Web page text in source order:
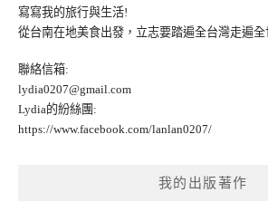
寫寫我的旅行與生活!
從台南在地美食出發，立志要踏遍全台灣走遍全
聯絡信箱:
lydia0207@gmail.com
Lydia的紛絲團:
https://www.facebook.com/lanlan0207/
我的出版著作